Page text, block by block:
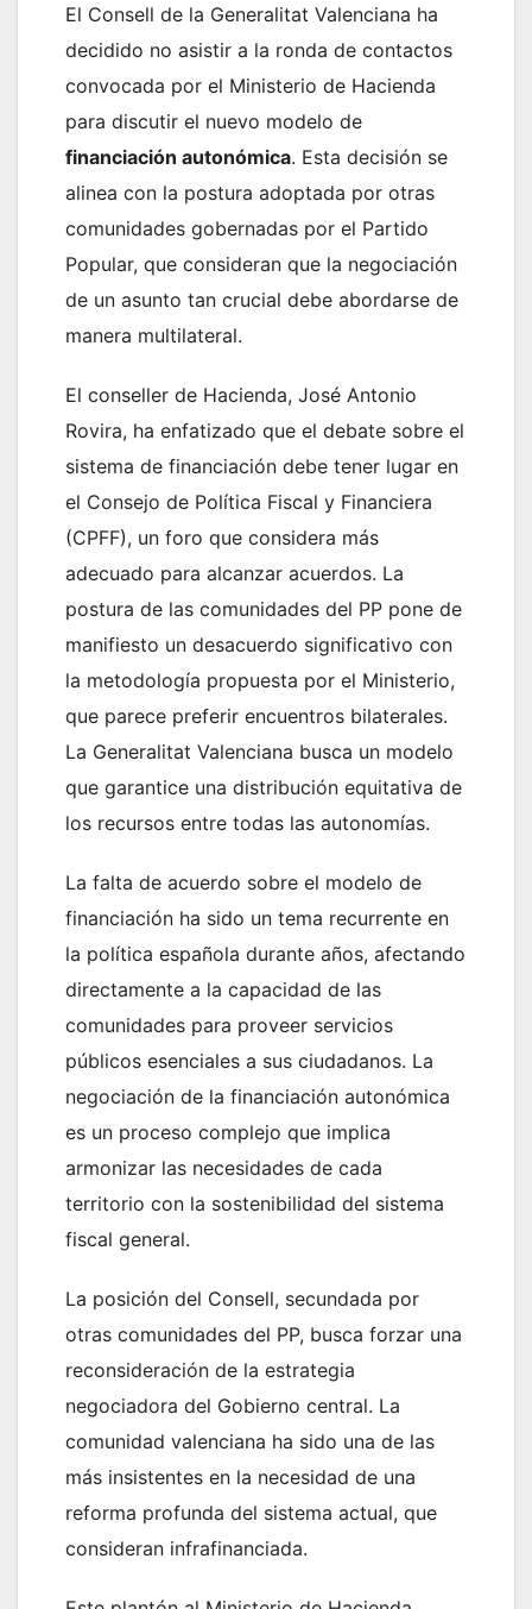
El Consell de la Generalitat Valenciana ha
decidido no asistir a la ronda de contactos
convocada por el Ministerio de Hacienda
para discutir el nuevo modelo de
financiación autonómica. Esta decisión se
alinea con la postura adoptada por otras
comunidades gobernadas por el Partido
Popular, que consideran que la negociación
de un asunto tan crucial debe abordarse de
manera multilateral.
El conseller de Hacienda, José Antonio
Rovira, ha enfatizado que el debate sobre el
sistema de financiación debe tener lugar en
el Consejo de Política Fiscal y Financiera
(CPFF), un foro que considera más
adecuado para alcanzar acuerdos. La
postura de las comunidades del PP pone de
manifiesto un desacuerdo significativo con
la metodología propuesta por el Ministerio,
que parece preferir encuentros bilaterales.
La Generalitat Valenciana busca un modelo
que garantice una distribución equitativa de
los recursos entre todas las autonomías.
La falta de acuerdo sobre el modelo de
financiación ha sido un tema recurrente en
la política española durante años, afectando
directamente a la capacidad de las
comunidades para proveer servicios
públicos esenciales a sus ciudadanos. La
negociación de la financiación autonómica
es un proceso complejo que implica
armonizar las necesidades de cada
territorio con la sostenibilidad del sistema
fiscal general.
La posición del Consell, secundada por
otras comunidades del PP, busca forzar una
reconsideración de la estrategia
negociadora del Gobierno central. La
comunidad valenciana ha sido una de las
más insistentes en la necesidad de una
reforma profunda del sistema actual, que
consideran infrafinanciada.